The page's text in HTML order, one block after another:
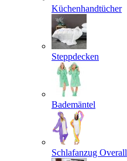
Küchenhandtücher
Steppdecken
Bademäntel
Schlafanzug Overall